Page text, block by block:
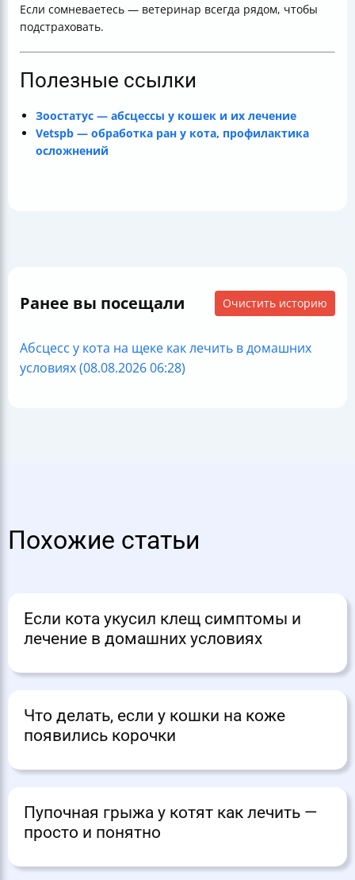
Если сомневаетесь — ветеринар всегда рядом, чтобы
подстраховать.
Полезные ссылки
Зоостатус — абсцессы у кошек и их лечение
Vetspb — обработка ран у кота, профилактика
осложнений
Ранее вы посещали Очистить историю
Абсцесс у кота на щеке как лечить в домашних
условиях (08.08.2026 06:28)
Похожие статьи
Если кота укусил клещ симптомы и
лечение в домашних условиях
Что делать, если у кошки на коже
появились корочки
Пупочная грыжа у котят как лечить —
просто и понятно